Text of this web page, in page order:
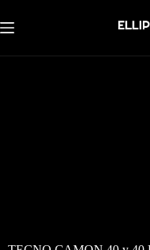
al
contenido